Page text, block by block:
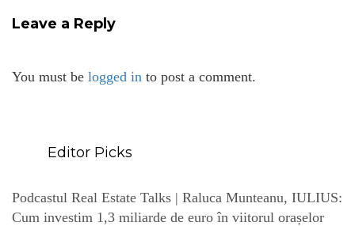
Leave a Reply
You must be logged in to post a comment.
Editor Picks
Podcastul Real Estate Talks | Raluca Munteanu, IULIUS:
Cum investim 1,3 miliarde de euro în viitorul orașelor